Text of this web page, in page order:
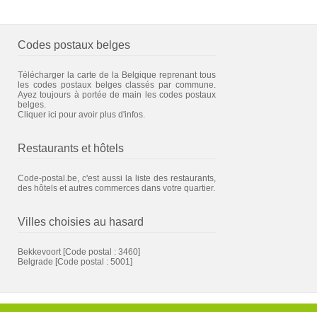
Codes postaux belges
Télécharger la carte de la Belgique reprenant tous
les codes postaux belges classés par commune.
Ayez toujours à portée de main les codes postaux
belges.
Cliquer ici pour avoir plus d'infos.
Restaurants et hôtels
Code-postal.be, c'est aussi la liste des restaurants,
des hôtels et autres commerces dans votre quartier.
Villes choisies au hasard
Bekkevoort [Code postal : 3460]
Belgrade [Code postal : 5001]